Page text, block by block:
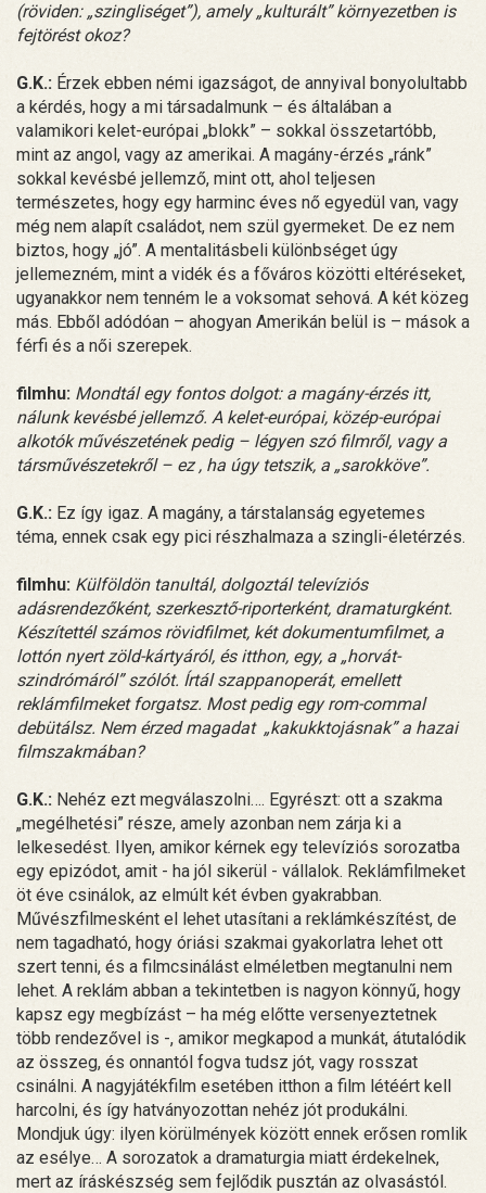
(röviden: „szingliséget”), amely „kulturált” környezetben is
fejtörést okoz?
G.K.: Érzek ebben némi igazságot, de annyival bonyolultabb
a kérdés, hogy a mi társadalmunk – és általában a
valamikori kelet-európai „blokk” – sokkal összetartóbb,
mint az angol, vagy az amerikai. A magány-érzés „ránk”
sokkal kevésbé jellemző, mint ott, ahol teljesen
természetes, hogy egy harminc éves nő egyedül van, vagy
még nem alapít családot, nem szül gyermeket. De ez nem
biztos, hogy „jó”. A mentalitásbeli különbséget úgy
jellemezném, mint a vidék és a főváros közötti eltéréseket,
ugyanakkor nem tenném le a voksomat sehová. A két közeg
más. Ebből adódóan – ahogyan Amerikán belül is – mások a
férfi és a női szerepek.
filmhu: Mondtál egy fontos dolgot: a magány-érzés itt,
nálunk kevésbé jellemző. A kelet-európai, közép-európai
alkotók művészetének pedig – légyen szó filmről, vagy a
társművészetekről – ez , ha úgy tetszik, a „sarokköve”.
G.K.: Ez így igaz. A magány, a társtalanság egyetemes
téma, ennek csak egy pici részhalmaza a szingli-életérzés.
filmhu: Külföldön tanultál, dolgoztál televíziós
adásrendezőként, szerkesztő-riporterként, dramaturgként.
Készítettél számos rövidfilmet, két dokumentumfilmet, a
lottón nyert zöld-kártyáról, és itthon, egy, a „horvát-
szindrómáról” szólót. Írtál szappanoperát, emellett
reklámfilmeket forgatsz. Most pedig egy rom-commal
debütálsz. Nem érzed magadat „kakukktojásnak” a hazai
filmszakmában?
G.K.: Nehéz ezt megválaszolni…. Egyrészt: ott a szakma
„megélhetési” része, amely azonban nem zárja ki a
lelkesedést. Ilyen, amikor kérnek egy televíziós sorozatba
egy epizódot, amit - ha jól sikerül - vállalok. Reklámfilmeket
öt éve csinálok, az elmúlt két évben gyakrabban.
Művészfilmesként el lehet utasítani a reklámkészítést, de
nem tagadható, hogy óriási szakmai gyakorlatra lehet ott
szert tenni, és a filmcsinálást elméletben megtanulni nem
lehet. A reklám abban a tekintetben is nagyon könnyű, hogy
kapsz egy megbízást – ha még előtte versenyeztetnek
több rendezővel is -, amikor megkapod a munkát, átutalódik
az összeg, és onnantól fogva tudsz jót, vagy rosszat
csinálni. A nagyjátékfilm esetében itthon a film létéért kell
harcolni, és így hatványozottan nehéz jót produkálni.
Mondjuk úgy: ilyen körülmények között ennek erősen romlik
az esélye… A sorozatok a dramaturgia miatt érdekelnek,
mert az íráskészség sem fejlődik pusztán az olvasástól.